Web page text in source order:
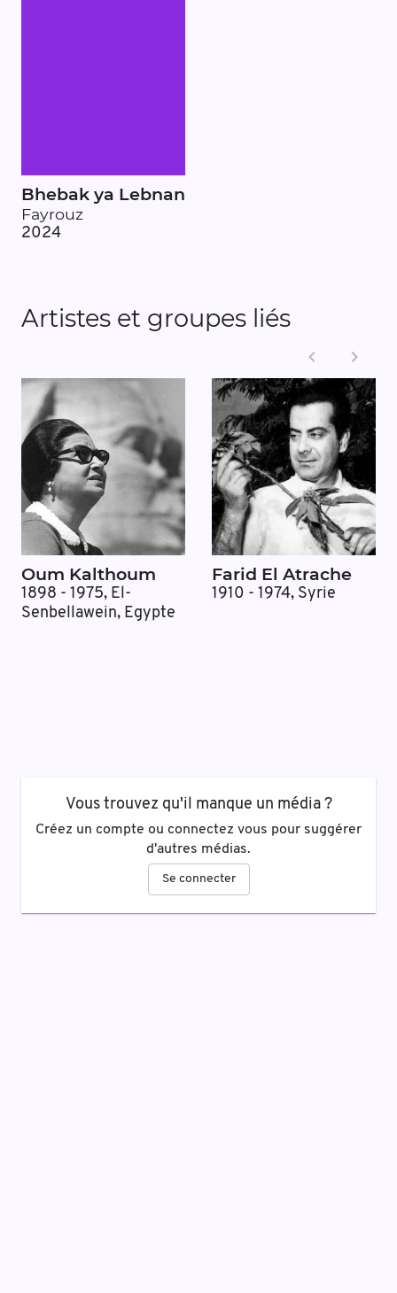
Bhebak ya Lebnan
Fayrouz
2024
Artistes et groupes liés
Oum Kalthoum
1898 - 1975, El-
Senbellawein, Egypte
Farid El Atrache
1910 - 1974, Syrie
Vous trouvez qu'il manque un média ?
Créez un compte ou connectez vous pour suggérer
d'autres médias.
Se connecter